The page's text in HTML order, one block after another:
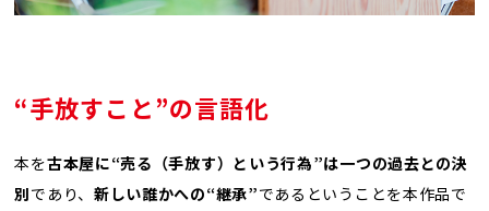
“手放すこと”の言語化
本を古本屋に“売る（手放す）という行為”は一つの過去との決
別であり、 新しい誰かへの“継承”であるということを本作品で